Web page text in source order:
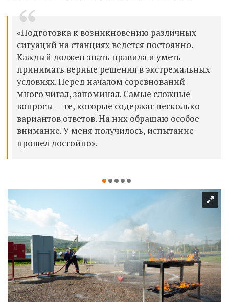
«Подготовка к возникновению различных
ситуаций на станциях ведется постоянно.
Каждый должен знать правила и уметь
принимать верные решения в экстремальных
условиях. Перед началом соревнований
много читал, запоминал. Самые сложные
вопросы — те, которые содержат несколько
вариантов ответов. На них обращаю особое
внимание. У меня получилось, испытание
прошел достойно».